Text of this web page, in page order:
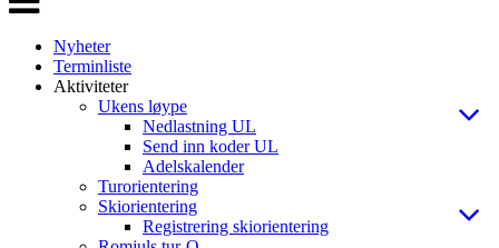
navigasjon
Nyheter
Terminliste
Aktiviteter
Ukens løype
Nedlastning UL
Send inn koder UL
Adelskalender
Turorientering
Skiorientering
Registrering skiorientering